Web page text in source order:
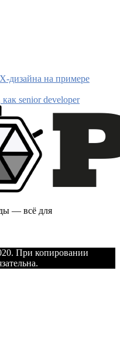
дизайна на примере
senior developer
— всё для
При копировании